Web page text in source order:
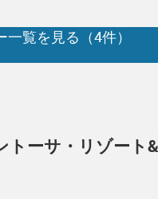
一覧を見る（4件）
トーサ・リゾート